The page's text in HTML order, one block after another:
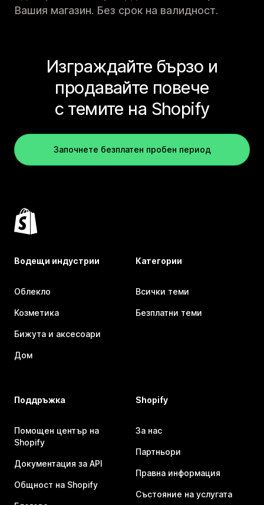
Вашия магазин. Без срок на валидност.
Изграждайте бързо и
продавайте повече
с темите на Shopify
Започнете безплатен пробен период
Водещи индустрии
Облекло
Козметика
Бижута и аксесоари
Дом
Категории
Всички теми
Безплатни теми
Поддръжка
Помощен център на
Shopify
Документация за API
Общност на Shopify
Shopify
За нас
Партньори
Правна информация
Състояние на услугата